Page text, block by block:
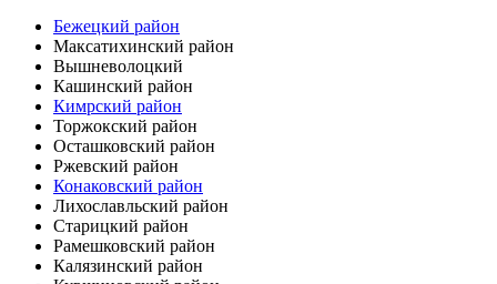
Бежецкий район
Максатихинский район
Вышневолоцкий
Кашинский район
Кимрский район
Торжокский район
Осташковский район
Ржевский район
Конаковский район
Лихославльский район
Старицкий район
Рамешковский район
Калязинский район